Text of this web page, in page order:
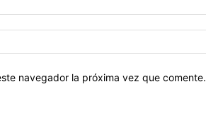
navegador la próxima vez que comente.